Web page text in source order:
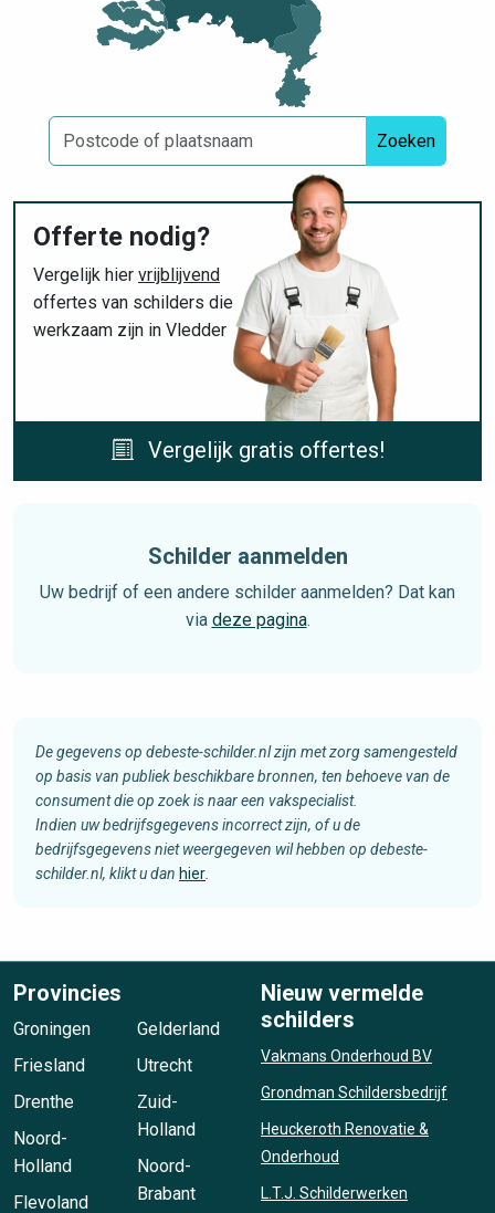
Zoeken
Offerte nodig?
Vergelijk hier vrijblijvend
offertes van schilders die
werkzaam zijn in Vledder
Vergelijk gratis offertes!
Schilder aanmelden
Uw bedrijf of een andere schilder aanmelden? Dat kan
via deze pagina.
De gegevens op debeste-schilder.nl zijn met zorg samengesteld
op basis van publiek beschikbare bronnen, ten behoeve van de
consument die op zoek is naar een vakspecialist.
Indien uw bedrijfsgegevens incorrect zijn, of u de
bedrijfsgegevens niet weergegeven wil hebben op debeste-
schilder.nl, klikt u dan hier
Provincies
Groningen
Friesland
Drenthe
Noord-
Holland
Flevoland
Gelderland
Utrecht
Zuid-
Holland
Noord-
Brabant
Nieuw vermelde
schilders
Vakmans Onderhoud BV
Grondman Schildersbedrijf
Heuckeroth Renovatie &
Onderhoud
L.T.J. Schilderwerken